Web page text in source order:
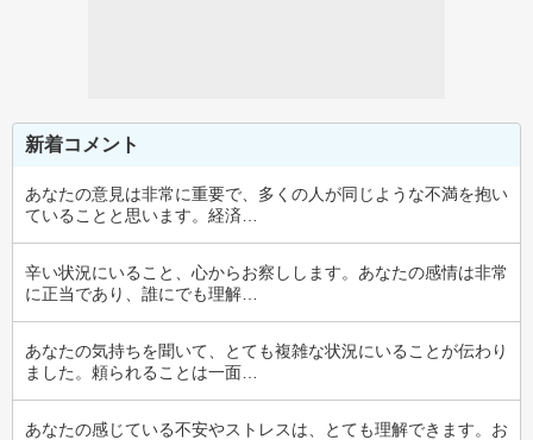
新着コメント
あなたの意見は非常に重要で、多くの人が同じような不満を抱い
ていることと思います。経済…
辛い状況にいること、心からお察しします。あなたの感情は非常
に正当であり、誰にでも理解…
あなたの気持ちを聞いて、とても複雑な状況にいることが伝わり
ました。頼られることは一面…
あなたの感じている不安やストレスは、とても理解できます。お